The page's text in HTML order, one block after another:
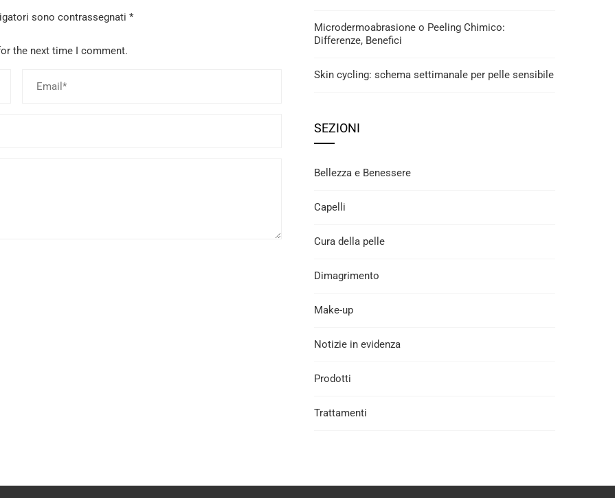
sono contrassegnati *
the next time I comment.
Microdermoabrasione o Peeling Chimico:
Differenze, Benefici
Skin cycling: schema settimanale per pelle sensibile
SEZIONI
Bellezza e Benessere
Capelli
Cura della pelle
Dimagrimento
Make-up
Notizie in evidenza
Prodotti
Trattamenti